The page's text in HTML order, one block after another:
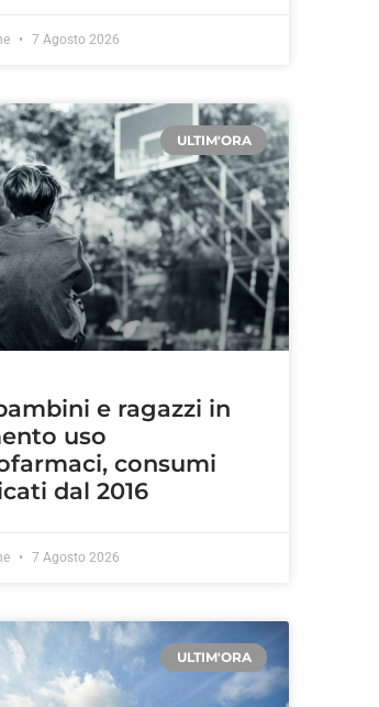
7 Agosto 2026
ULTIM'ORA
e ragazzi in
uso
consumi
dal 2016
7 Agosto 2026
ULTIM'ORA